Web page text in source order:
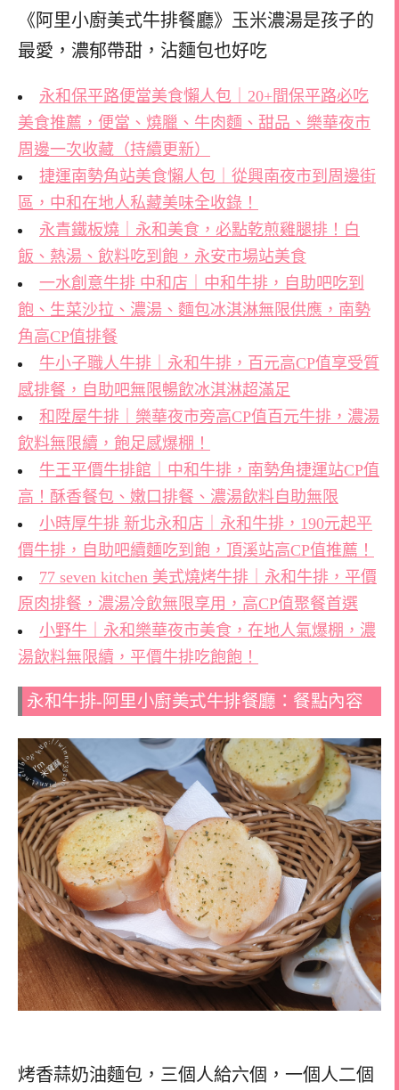
《阿里小廚美式牛排餐廳》玉米濃湯是孩子的
最愛，濃郁帶甜，沾麵包也好吃
永和保平路便當美食懶人包｜20+間保平路必吃
美食推薦，便當、燒臘、牛肉麵、甜品、樂華夜市
周邊一次收藏（持續更新）
捷運南勢角站美食懶人包｜從興南夜市到周邊街
區，中和在地人私藏美味全收錄！
永青鐵板燒｜永和美食，必點乾煎雞腿排！白
飯、熱湯、飲料吃到飽，永安市場站美食
一水創意牛排 中和店｜中和牛排，自助吧吃到
飽、生菜沙拉、濃湯、麵包冰淇淋無限供應，南勢
角高CP值排餐
牛小子職人牛排｜永和牛排，百元高CP值享受質
感排餐，自助吧無限暢飲冰淇淋超滿足
和陞屋牛排｜樂華夜市旁高CP值百元牛排，濃湯
飲料無限續，飽足感爆棚！
牛王平價牛排館｜中和牛排，南勢角捷運站CP值
高！酥香餐包、嫩口排餐、濃湯飲料自助無限
小時厚牛排 新北永和店｜永和牛排，190元起平
價牛排，自助吧續麵吃到飽，頂溪站高CP值推薦！
77 seven kitchen 美式燒烤牛排｜永和牛排，平價
原肉排餐，濃湯冷飲無限享用，高CP值聚餐首選
小野牛｜永和樂華夜市美食，在地人氣爆棚，濃
湯飲料無限續，平價牛排吃飽飽！
永和牛排-阿里小廚美式牛排餐廳：餐點內容
烤香蒜奶油麵包，三個人給六個，一個人二個